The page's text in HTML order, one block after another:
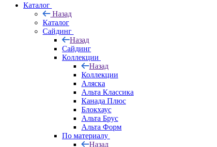
Каталог
Назад
Каталог
Сайдинг
Назад
Сайдинг
Коллекции
Назад
Коллекции
Аляска
Альта Классика
Канада Плюс
Блокхаус
Альта Брус
Альта Форм
По материалу
Назад